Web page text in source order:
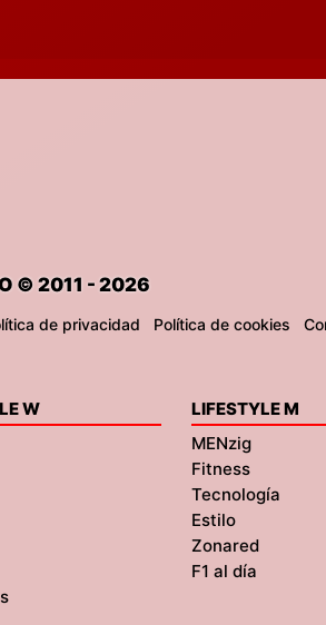
© 2011 - 2026
de privacidad Política de cookies
W
LIFESTYLE M
MENzig
Fitness
Tecnología
Estilo
Zonared
F1 al día